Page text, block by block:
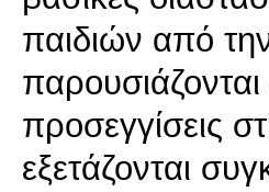
παιδιών από
παρουσιάζονται
προσεγγίσεις
εξετάζονται